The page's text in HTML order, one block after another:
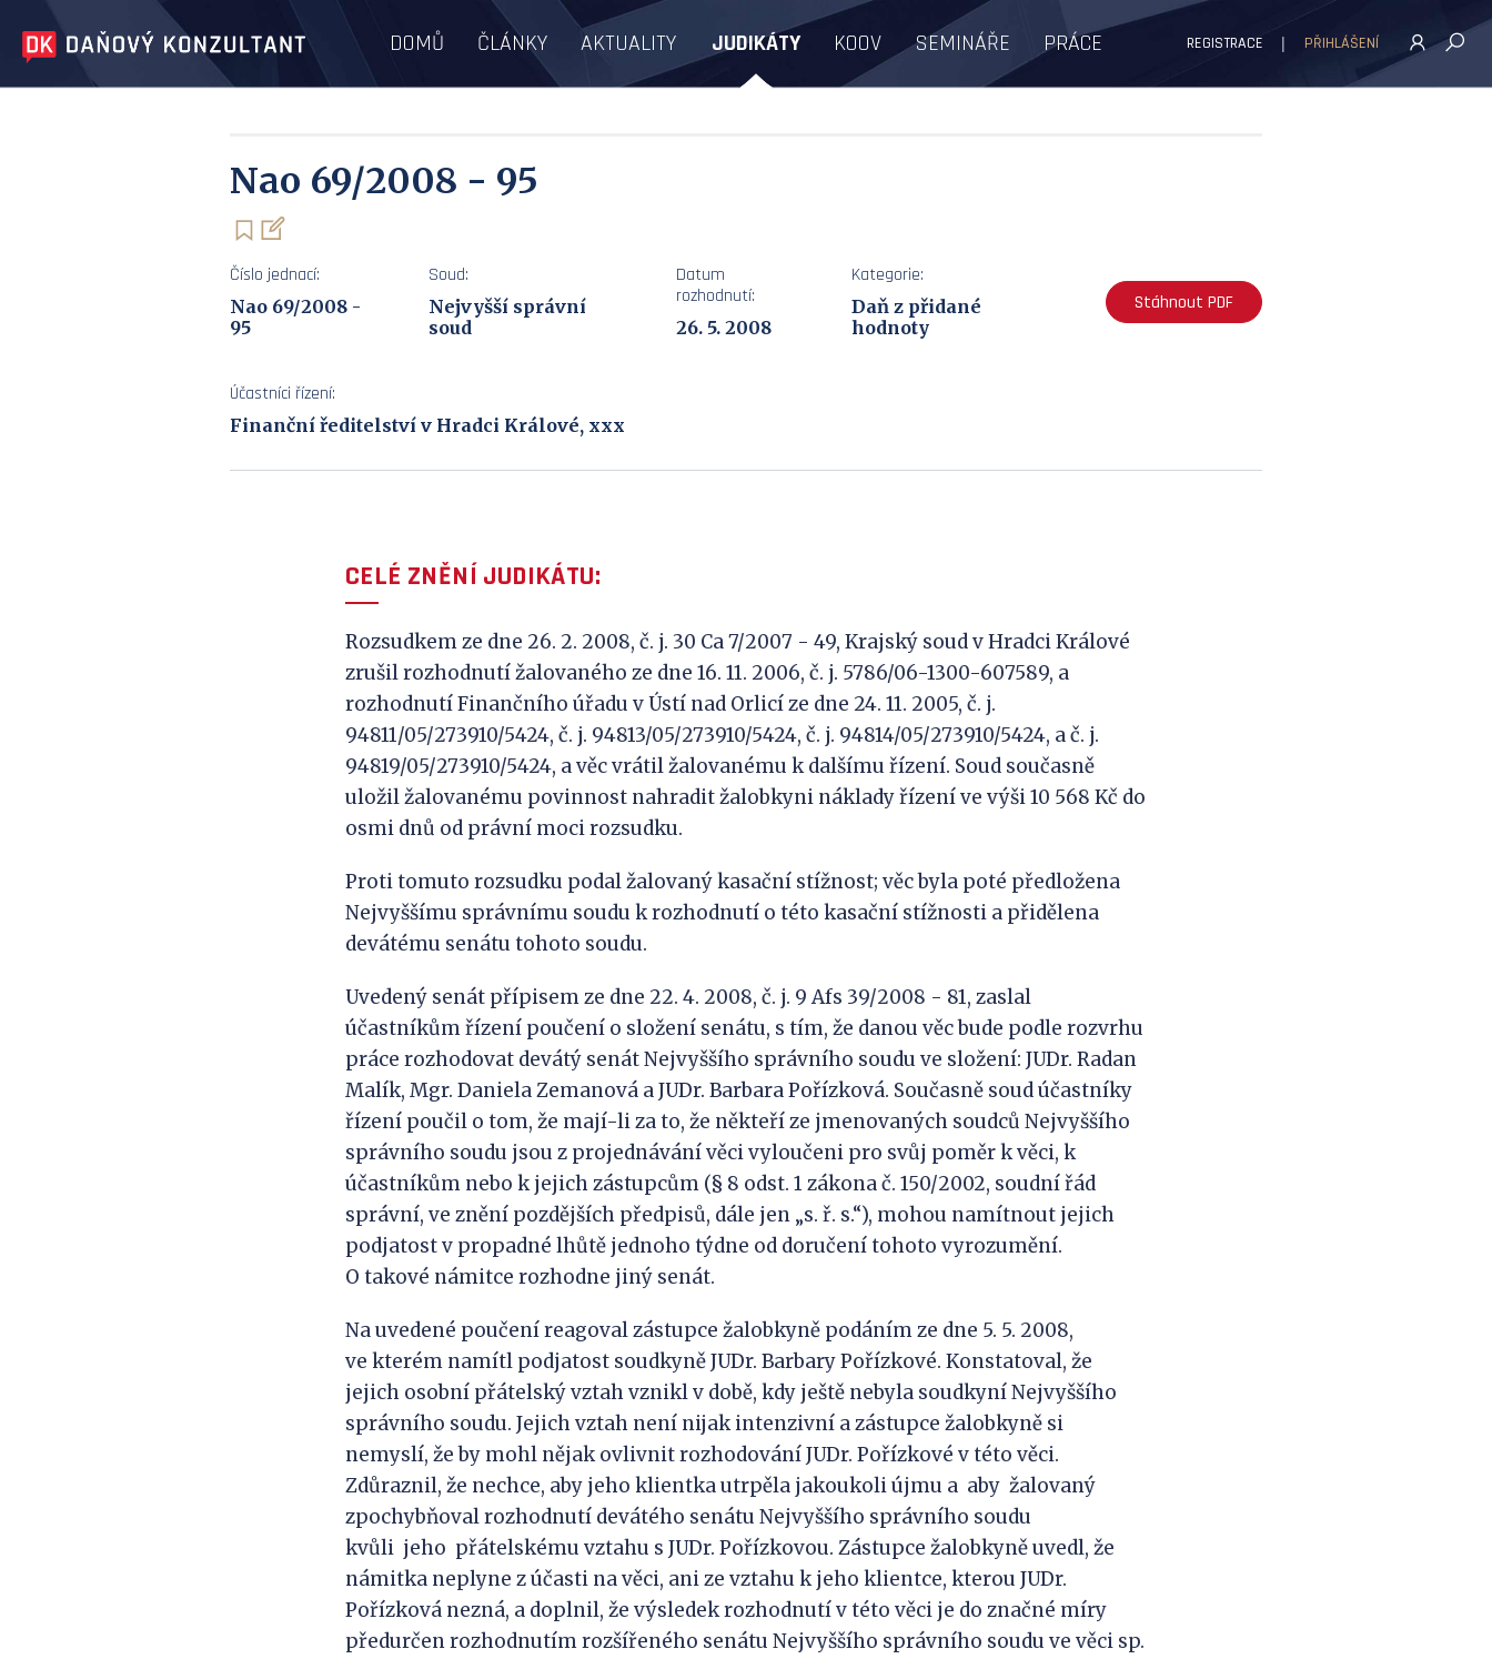
DOMŮ ČLÁNKY AKTUALITY JUDIKÁTY KOOV SEMINÁŘE PRÁCE REGISTRACE PŘIHLÁŠENÍ
Nao 69/2008 - 95
Číslo jednací:
Nao 69/2008 -
95
Soud:
Nejvyšší správní
soud
Datum
rozhodnutí:
26. 5. 2008
Kategorie:
Daň z přidané
hodnoty
Stáhnout PDF
Účastníci řízení:
Finanční ředitelství v Hradci Králové, xxx
CELÉ ZNĚNÍ JUDIKÁTU:
Rozsudkem ze dne 26. 2. 2008, č. j. 30 Ca 7/2007 - 49, Krajský soud v Hradci Králové
zrušil rozhodnutí žalovaného ze dne 16. 11. 2006, č. j. 5786/06-1300-607589, a
rozhodnutí Finančního úřadu v Ústí nad Orlicí ze dne 24. 11. 2005, č. j.
94811/05/273910/5424, č. j. 94813/05/273910/5424, č. j. 94814/05/273910/5424, a č. j.
94819/05/273910/5424, a věc vrátil žalovanému k dalšímu řízení. Soud současně
uložil žalovanému povinnost nahradit žalobkyni náklady řízení ve výši 10 568 Kč do
osmi dnů od právní moci rozsudku.
Proti tomuto rozsudku podal žalovaný kasační stížnost; věc byla poté předložena
Nejvyššímu správnímu soudu k rozhodnutí o této kasační stížnosti a přidělena
devátému senátu tohoto soudu.
Uvedený senát přípisem ze dne 22. 4. 2008, č. j. 9 Afs 39/2008 - 81, zaslal
účastníkům řízení poučení o složení senátu, s tím, že danou věc bude podle rozvrhu
práce rozhodovat devátý senát Nejvyššího správního soudu ve složení: JUDr. Radan
Malík, Mgr. Daniela Zemanová a JUDr. Barbara Pořízková. Současně soud účastníky
řízení poučil o tom, že mají-li za to, že někteří ze jmenovaných soudců Nejvyššího
správního soudu jsou z projednávání věci vyloučeni pro svůj poměr k věci, k
účastníkům nebo k jejich zástupcům (§ 8 odst. 1 zákona č. 150/2002, soudní řád
správní, ve znění pozdějších předpisů, dále jen „s. ř. s.“), mohou namítnout jejich
podjatost v propadné lhůtě jednoho týdne od doručení tohoto vyrozumění.
O takové námitce rozhodne jiný senát.
Na uvedené poučení reagoval zástupce žalobkyně podáním ze dne 5. 5. 2008,
ve kterém namítl podjatost soudkyně JUDr. Barbary Pořízkové. Konstatoval, že
jejich osobní přátelský vztah vznikl v době, kdy ještě nebyla soudkyní Nejvyššího
správního soudu. Jejich vztah není nijak intenzivní a zástupce žalobkyně si
nemyslí, že by mohl nějak ovlivnit rozhodování JUDr. Pořízkové v této věci.
Zdůraznil, že nechce, aby jeho klientka utrpěla jakoukoli újmu a aby žalovaný
zpochybňoval rozhodnutí devátého senátu Nejvyššího správního soudu
kvůli jeho přátelskému vztahu s JUDr. Pořízkovou. Zástupce žalobkyně uvedl, že
námitka neplyne z účasti na věci, ani ze vztahu k jeho klientce, kterou JUDr.
Pořízková nezná, a doplnil, že výsledek rozhodnutí v této věci je do značné míry
předurčen rozhodnutím rozšířeného senátu Nejvyššího správního soudu ve věci sp.